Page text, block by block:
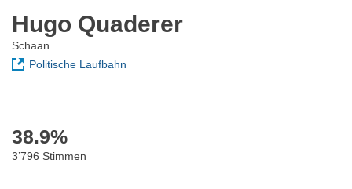
Hugo Quaderer
Schaan
Politische Laufbahn
38.9%
3’796 Stimmen